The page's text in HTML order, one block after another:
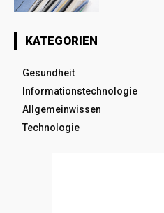
KATEGORIEN
Gesundheit
Informationstechnologie
Allgemeinwissen
Technologie